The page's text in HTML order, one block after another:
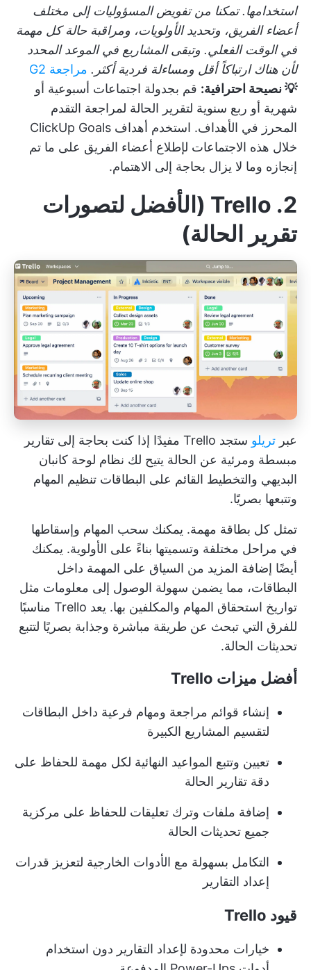
استخدامها. تمكنا من تفويض المسؤوليات إلى مختلف
أعضاء الفريق، وتحديد الأولويات، ومراقبة حالة كل مهمة
في الوقت الفعلي. وتبقى المشاريع في الموعد المحدد
لأن هناك ارتباكاً أقل ومساءلة فردية أكثر. مراجعة G2
💡 نصيحة احترافية: قم بجدولة اجتماعات أسبوعية أو
شهرية أو ربع سنوية لتقرير الحالة لمراجعة التقدم
المحرز في الأهداف. استخدم أهداف ClickUp Goals
خلال هذه الاجتماعات لإطلاع أعضاء الفريق على ما تم
إنجازه وما لا يزال بحاجة إلى الاهتمام.
2. Trello (الأفضل لتصورات
تقرير الحالة)
عبر تريلو
ستجد Trello مفيدًا إذا كنت بحاجة إلى تقارير
مبسطة ومرئية عن الحالة يتيح لك نظام لوحة كانبان
البديهي والتخطيط القائم على البطاقات تنظيم المهام
وتتبعها بصريًا.
تمثل كل بطاقة مهمة. يمكنك سحب المهام وإسقاطها
في مراحل مختلفة وتسميتها بناءً على الأولوية. يمكنك
أيضًا إضافة المزيد من السياق على المهمة داخل
البطاقات، مما يضمن سهولة الوصول إلى معلومات مثل
تواريخ استحقاق المهام والمكلفين بها. يعد Trello مناسبًا
للفرق التي تبحث عن طريقة مباشرة وجذابة بصريًا لتتبع
تحديثات الحالة.
أفضل ميزات Trello
إنشاء قوائم مراجعة ومهام فرعية داخل البطاقات
لتقسيم المشاريع الكبيرة
تعيين وتتبع المواعيد النهائية لكل مهمة للحفاظ على
دقة تقارير الحالة
إضافة ملفات وترك تعليقات للحفاظ على مركزية
جميع تحديثات الحالة
التكامل بسهولة مع الأدوات الخارجية لتعزيز قدرات
إعداد التقارير
قيود Trello
خيارات محدودة لإعداد التقارير دون استخدام